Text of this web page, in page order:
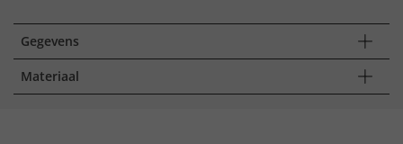
Gegevens
Materiaal